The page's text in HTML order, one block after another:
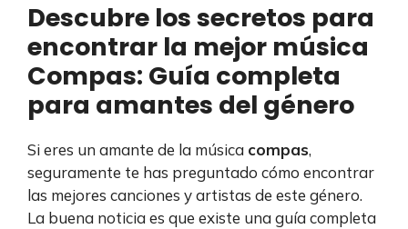
Descubre los secretos para
encontrar la mejor música
Compas: Guía completa
para amantes del género
Si eres un amante de la música compas,
seguramente te has preguntado cómo encontrar
las mejores canciones y artistas de este género.
La buena noticia es que existe una guía completa